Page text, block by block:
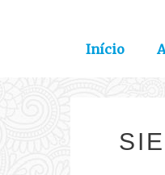
Início